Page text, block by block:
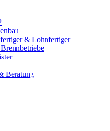
& Lohnfertiger
Beratung